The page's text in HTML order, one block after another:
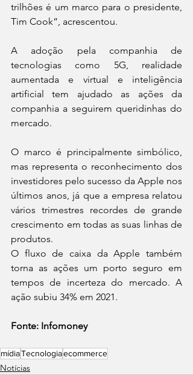
trilhões é um marco para o presidente,
Tim Cook”, acrescentou.
A adoção pela companhia de
tecnologias como 5G, realidade
aumentada e virtual e inteligência
artificial tem ajudado as ações da
companhia a seguirem queridinhas do
mercado.
O marco é principalmente simbólico,
mas representa o reconhecimento dos
investidores pelo sucesso da Apple nos
últimos anos, já que a empresa relatou
vários trimestres recordes de grande
crescimento em todas as suas linhas de
produtos.
O fluxo de caixa da Apple também
torna as ações um porto seguro em
tempos de incerteza do mercado. A
ação subiu 34% em 2021.
Fonte: Infomoney
mídiaTecnologiaecommerce
Notícias